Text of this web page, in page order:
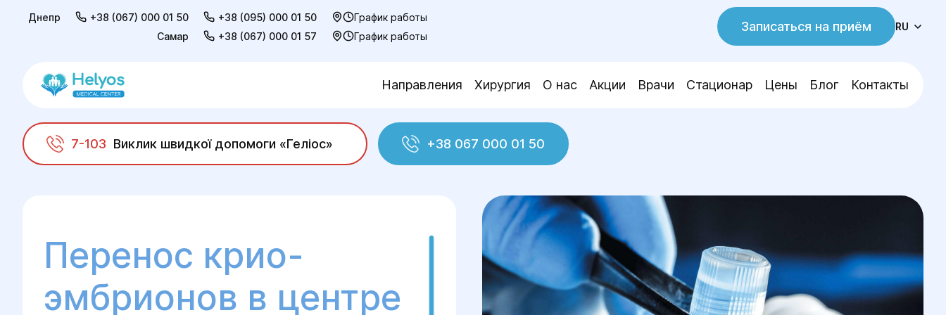
Днепр +38 (067) 000 01 50 +38 (095) 000 01 50
График работы
Самар
+38 (067) 000 01 57 График работы
Записаться на приём RU
Направления Хирургия О нас Акции Врачи Стационар Цены Блог Контакты
7-103 Виклик швидкої допомоги «Геліос»
+38 067 000 01 50
Helyos
Консультация репродуктолога
Перенос крио-
эмбрионов в центре